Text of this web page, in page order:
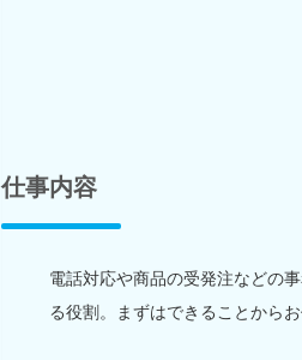
仕事内容
電話対応や商品の受発注などの
る役割。まずはできることから